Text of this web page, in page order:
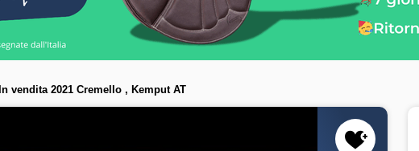
vendita 2021 Cremello , Kemput AT